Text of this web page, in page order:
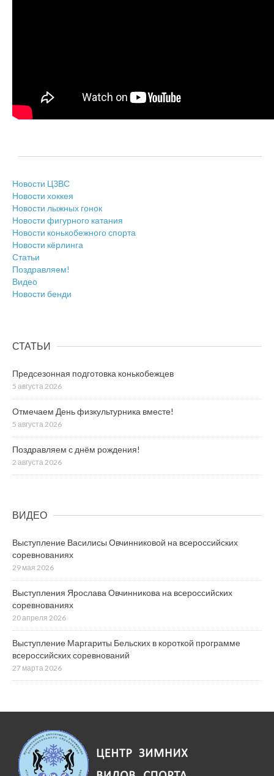
Новости ЦЗВС
Новости хоккея
Новости лыжных гонок
Новости фигурного катания
Новости конькобежного спорта
Новости кёрлинга
Статьи
Поздравляем!
Видео
Новости бенди
СТАТЬИ
Предсезонная подготовка конькобежцев
5 августа 2026
Отмечаем День физкультурника вместе!
5 августа 2026
Поздравляем с днём рождения!
2 августа 2026
ВИДЕО
Выступление Василисы Овчинниковой на всероссийских
соревнованиях
29 мая 2026
Выступления Ярослава Овчинникова на всероссийских
соревнованиях
20 апреля 2026
Выступление Маргариты Бельских в короткой программе
всероссийских соревнований
27 марта 2026